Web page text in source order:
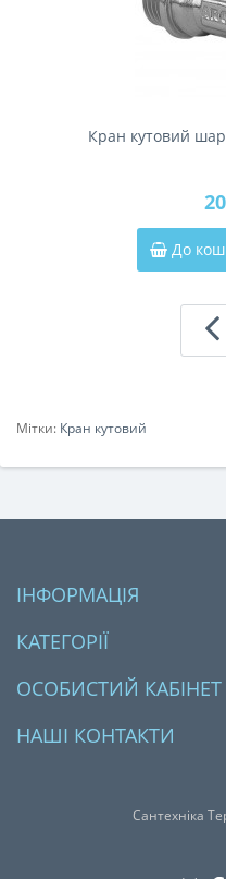
Кран кутовий
До
Мітки: Кран кутовий
ІНФОРМАЦІЯ
КАТЕГОРІЇ
ОСОБИСТИЙ КАБІНЕТ
НАШІ КОНТАКТИ
Сантехніка